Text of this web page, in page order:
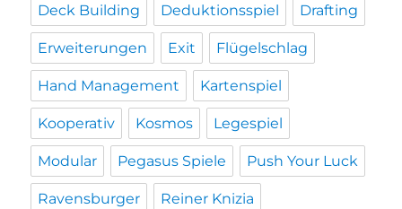
Deck Building Deduktionsspiel Drafting
Erweiterungen Exit Flügelschlag
Hand Management Kartenspiel
Kooperativ Kosmos Legespiel
Modular Pegasus Spiele Push Your Luck
Ravensburger Reiner Knizia